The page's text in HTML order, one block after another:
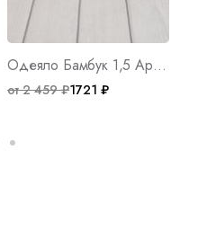
Одеяло Бамбук 1,5 Арт. 1541
от 2 459 ₽1721 ₽